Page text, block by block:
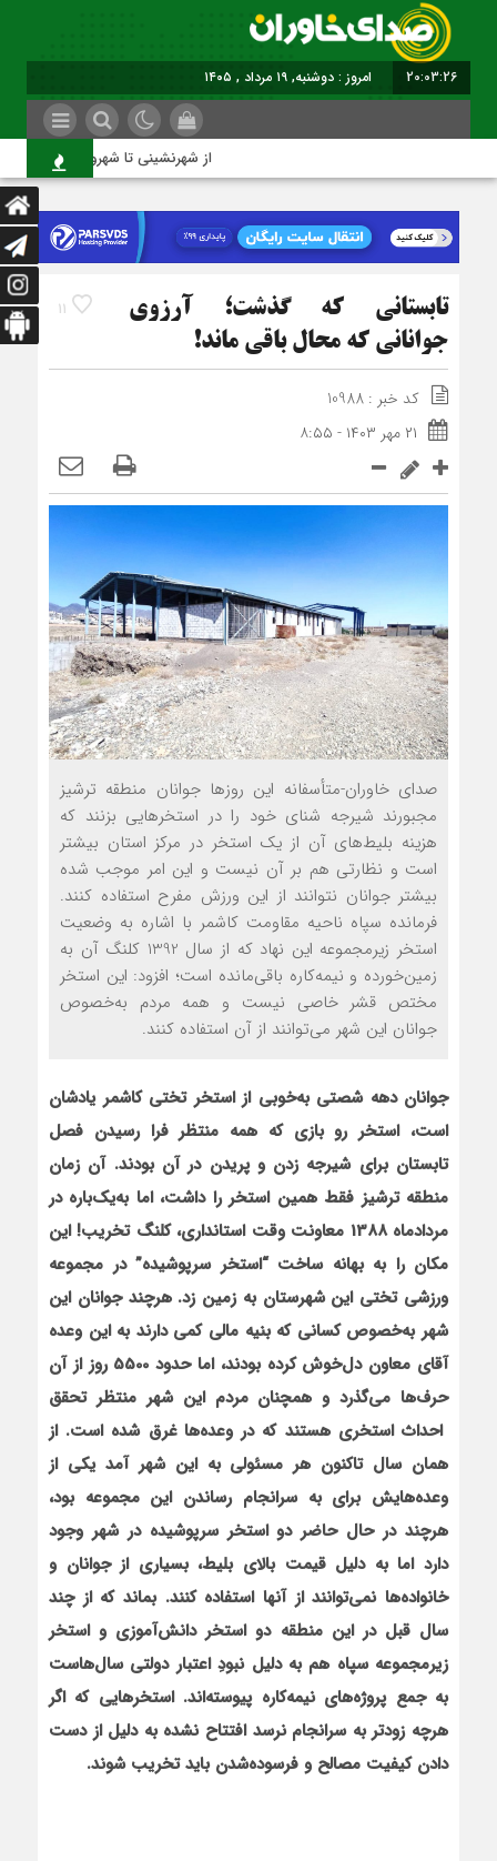
20:03:26 برابر با : Monday - 10 August - 2026
از شهرنشینی تا شهروندی
11
تابستانی که گذشت؛ آرزوی
جوانانی که محال باقی ماند!
کد خبر : 10988
۲۱ مهر ۱۴۰۳ - ۸:۵۵
صدای خاوران-متأسفانه این روزها جوانان منطقه ترشیز
مجبورند شیرجه شنای خود را در استخرهایی بزنند که
هزینه بلیط‌های آن از یک استخر در مرکز استان بیشتر
است و نظارتی هم بر آن نیست و این امر موجب شده
بیشتر جوانان نتوانند از این ورزش مفرح استفاده کنند.
فرمانده سپاه ناحیه مقاومت کاشمر با اشاره به وضعیت
استخر زیرمجموعه این نهاد که از سال 1392 کلنگ آن به
زمین‌خورده و نیمه‌کاره باقی‌مانده است؛ افزود: این استخر
مختص قشر خاصی نیست و همه مردم به‌خصوص
جوانان این شهر می‌توانند از آن استفاده کنند.
جوانان دهه شصتی به‌خوبی از استخر تختی کاشمر یادشان
است، استخر رو بازی که همه منتظر فرا رسیدن فصل
تابستان برای شیرجه زدن و پریدن در آن بودند. آن زمان
منطقه ترشیز فقط همین استخر را داشت، اما به‌یک‌باره در
مردادماه 1388 معاونت وقت استانداری، کلنگ تخریب! این
مکان را به بهانه ساخت “استخر سرپوشیده” در مجموعه
ورزشی تختی این شهرستان به زمین زد. هرچند جوانان این
شهربه‌خصوص کسانی که بنیه مالی کمی دارندبه این وعده
آقای معاون دل‌خوش کرده بودند، اما حدود 5500 روز از آن
حرف‌ها می‌گذرد و همچنان مردم این شهر منتظر تحقق
احداث استخری هستند که در وعده‌ها غرق شده است. از
همان سال تاکنون هر مسئولی به این شهر آمد یکی از
وعده‌هایش برای به سرانجام رساندن این مجموعه بود،
هرچنددر حال حاضر دو استخر سرپوشیده در شهر وجود
دارد اما به دلیل قیمت بالای بلیط، بسیاری از جوانان و
خانواده‌ها نمی‌توانند از آنها استفاده کنند. بماند که از چند
سال قبل در این منطقه دو استخر دانش‌آموزی و استخر
زیرمجموعه سپاه هم به دلیل نبودِ اعتبار دولتی سال‌هاست
به جمع پروژه‌های نیمه‌کاره پیوسته‌اند. استخرهایی که اگر
هرچه زودتر به سرانجام نرسد افتتاح نشده به دلیل از دست
دادن کیفیت مصالح و فرسوده‌شدن باید تخریب شوند.